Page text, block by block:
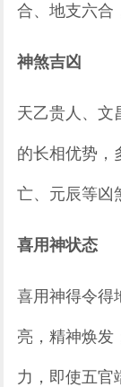
合、地支六合
神煞吉凶
天乙贵人、文
的长相优势，
亡、元辰等凶
喜用神状态
喜用神得令得
亮，精神焕发
力，即使五官